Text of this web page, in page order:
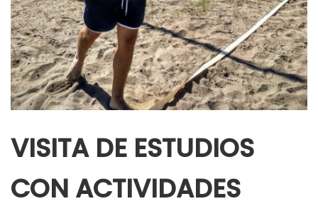
VISITA DE ESTUDIOS
CON ACTIVIDADES